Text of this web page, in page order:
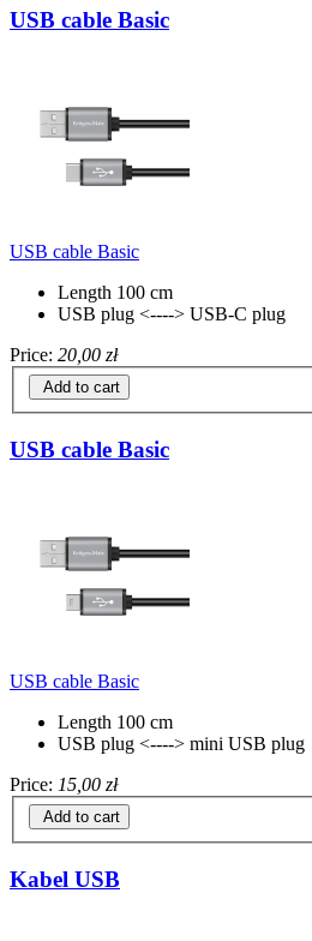
USB cable Basic
USB cable Basic
Length 100 cm
USB plug <----> USB-C plug
Price: 20,00 zł
Add to cart
USB cable Basic
USB cable Basic
Length 100 cm
USB plug <----> mini USB plug
Price: 15,00 zł
Add to cart
Kabel USB